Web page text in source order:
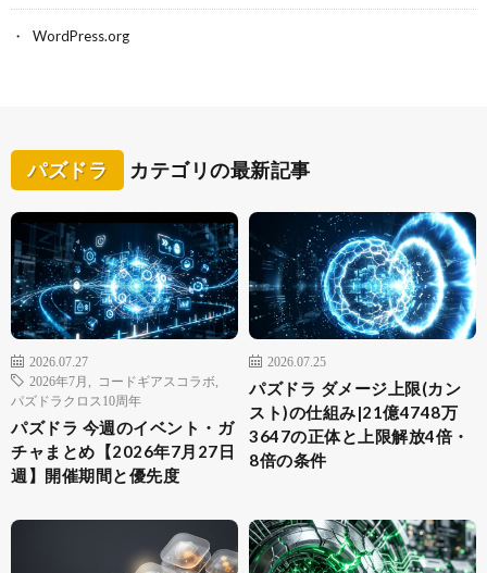
WordPress.org
パズドラ カテゴリの最新記事
2026.07.27
2026年7月
コードギアスコラボ
パズドラクロス10周年
パズドラ 今週のイベント・ガ
チャまとめ【2026年7月27日
週】開催期間と優先度
2026.07.25
パズドラ ダメージ上限(カン
スト)の仕組み|21億4748万
3647の正体と上限解放4倍・
8倍の条件